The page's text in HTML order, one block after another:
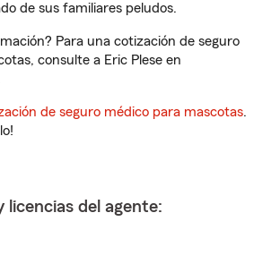
de sus familiares peludos.
Para una cotización de seguro
consulte a Eric Plese en
de seguro médico para mascotas.
licencias del agente: